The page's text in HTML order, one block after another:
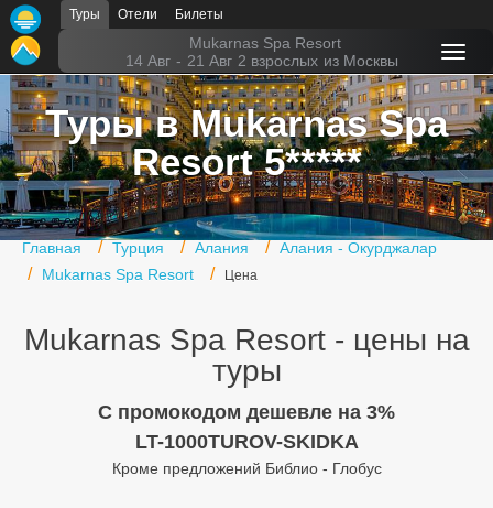
Туры Отели Билеты
Mukarnas Spa Resort
14 Авг - 21 Авг 2 взрослых из Москвы
Туры в Mukarnas Spa
Resort 5*****
Главная Турция Алания
Алания - Окурджалар
Mukarnas Spa Resort
Цена
Mukarnas Spa Resort - цены на
туры
C промокодом дешевле на 3%
LT-1000TUROV-SKIDKA
Кроме предложений Библио - Глобус
Главная
Горящие туры
Туры в Турцию
Туры в Египет
Туры в ОАЭ
Офис г. Москва